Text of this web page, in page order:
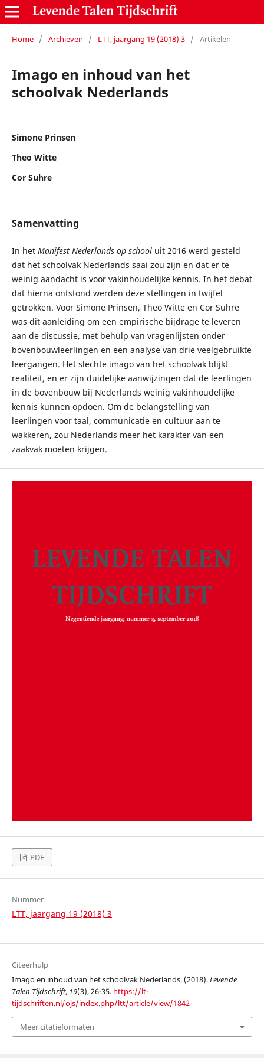
Home / Archieven / LTT, jaargang 19 (2018) 3 / Artikelen
Imago en inhoud van het
schoolvak Nederlands
Simone Prinsen
Theo Witte
Cor Suhre
Samenvatting
In het Manifest Nederlands op schooluit 2016 werd gesteld
dat het schoolvak Nederlands saai zou zijn en dat er te
weinig aandacht is voor vakinhoudelijke kennis. In het debat
dat hierna ontstond werden deze stellingen in twijfel
getrokken. Voor Simone Prinsen, Theo Witte en Cor Suhre
was dit aanleiding om een empirische bijdrage te leveren
aan de discussie, met behulp van vragenlijsten onder
bovenbouwleerlingen en een analyse van drie veelgebruikte
leergangen. Het slechte imago van het schoolvak blijkt
realiteit, en er zijn duidelijke aanwijzingen dat de leerlingen
in de bovenbouw bij Nederlands weinig vakinhoudelijke
kennis kunnen opdoen. Om de belangstelling van
leerlingen voor taal, communicatie en cultuur aan te
wakkeren, zou Nederlands meer het karakter van een
zaakvak moeten krijgen.
PDF
Nummer
LTT, jaargang 19 (2018) 3
Citeerhulp
Imago en inhoud van het schoolvak Nederlands. (2018).Levende
Talen Tijdschrift, 19(3), 26-35. https://lt-
tijdschriften.nl/ojs/index.php/ltt/article/view/1842
Meer citatieformaten